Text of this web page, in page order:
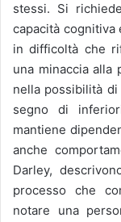
stessi. Si
capacità cognitiva
in difficoltà che
una minaccia alla
nella possibilità di
segno di
mantiene
anche
Darley,
processo che
notare una